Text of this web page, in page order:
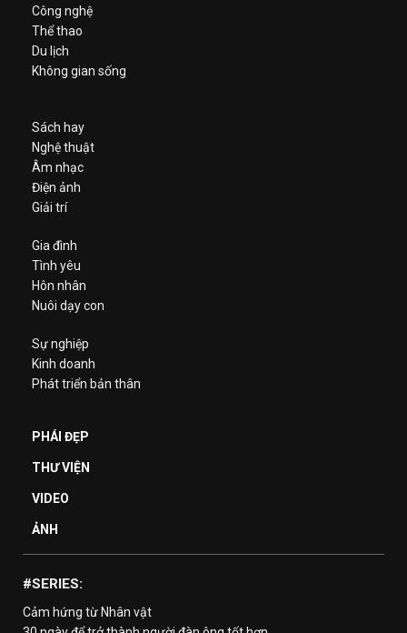
Công nghệ
Thể thao
Du lịch
Không gian sống
Sách hay
Nghệ thuật
Âm nhạc
Điện ảnh
Giải trí
Gia đình
Tình yêu
Hôn nhân
Nuôi dạy con
Sự nghiệp
Kinh doanh
Phát triển bản thân
PHÁI ĐẸP
THƯ VIỆN
VIDEO
ẢNH
#SERIES:
Cảm hứng từ Nhân vật